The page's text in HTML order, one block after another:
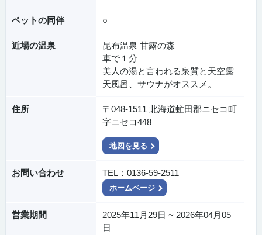
ペットの同伴 ○
近場の温泉
昆布温泉 甘露の森
車で１分
美人の湯と言われる泉質と天空露
天風呂、サウナがオススメ。
住所
〒048-1511 北海道虻田郡ニセコ町
字ニセコ448
地図を見る
お問い合わせ TEL：0136-59-2511
ホームページ
営業期間
2025年11月29日 ~ 2026年04月05
日